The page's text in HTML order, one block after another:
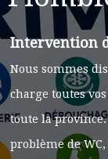
Intervention
Nous sommes
charge toutes
toute la province.
problème de